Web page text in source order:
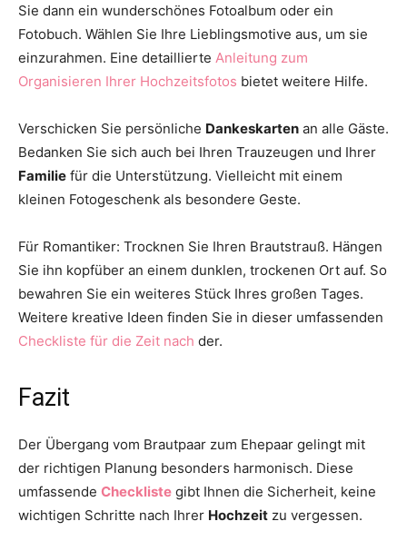
Sie dann ein wunderschönes Fotoalbum oder ein
Fotobuch. Wählen Sie Ihre Lieblingsmotive aus, um sie
einzurahmen. Eine detaillierte Anleitung zum
Organisieren Ihrer Hochzeitsfotos bietet weitere Hilfe.
Verschicken Sie persönliche Dankeskarten an alle Gäste.
Bedanken Sie sich auch bei Ihren Trauzeugen und Ihrer
Familie für die Unterstützung. Vielleicht mit einem
kleinen Fotogeschenk als besondere Geste.
Für Romantiker: Trocknen Sie Ihren Brautstrauß. Hängen
Sie ihn kopfüber an einem dunklen, trockenen Ort auf. So
bewahren Sie ein weiteres Stück Ihres großen Tages.
Weitere kreative Ideen finden Sie in dieser umfassenden
Checkliste für die Zeit nach der.
Fazit
Der Übergang vom Brautpaar zum Ehepaar gelingt mit
der richtigen Planung besonders harmonisch. Diese
umfassende Checkliste gibt Ihnen die Sicherheit, keine
wichtigen Schritte nach Ihrer Hochzeit zu vergessen.